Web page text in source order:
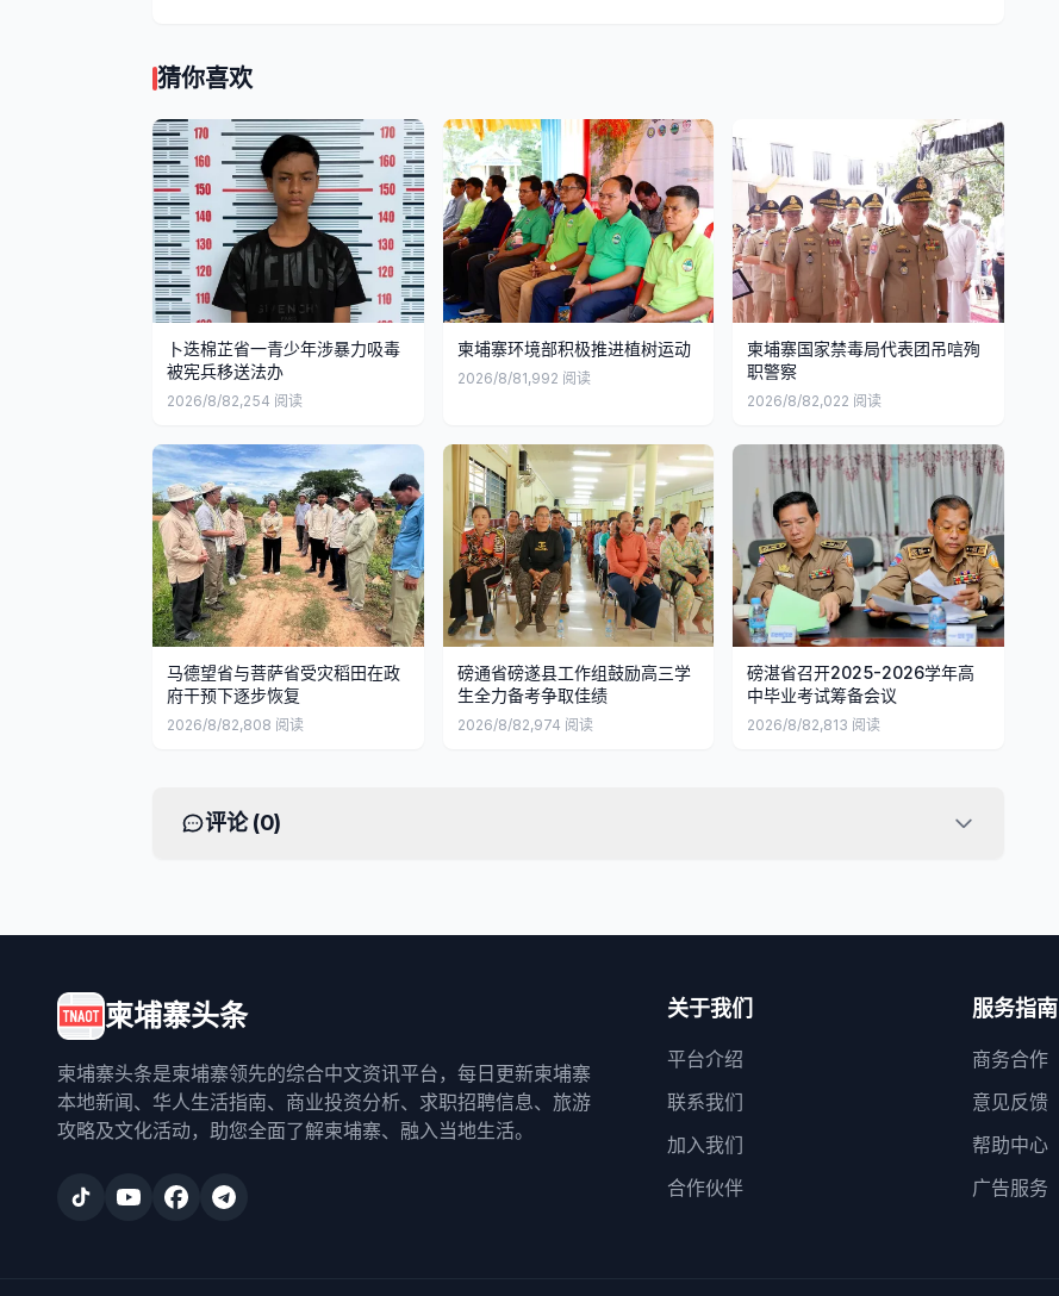
猜你喜欢
卜迭棉芷省一青少年涉暴力吸毒
被宪兵移送法办
2026/8/82,254 阅读
柬埔寨环境部积极推进植树运动
2026/8/81,992 阅读
柬埔寨国家禁毒局代表团吊唁殉
职警察
2026/8/82,022 阅读
马德望省与菩萨省受灾稻田在政
府干预下逐步恢复
2026/8/82,808 阅读
磅通省磅遂县工作组鼓励高三学
生全力备考争取佳绩
2026/8/82,974 阅读
磅湛省召开2025-2026学年高
中毕业考试筹备会议
2026/8/82,813 阅读
评论 (0)
柬埔寨头条
柬埔寨头条是柬埔寨领先的综合中文资讯平台，每日更新柬埔寨
本地新闻、华人生活指南、商业投资分析、求职招聘信息、旅游
攻略及文化活动，助您全面了解柬埔寨、融入当地生活。
关于我们
平台介绍
联系我们
加入我们
合作伙伴
服务指南
商务合作
意见反馈
帮助中心
广告服务